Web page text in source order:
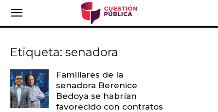
Etiqueta: senadora
Familiares de la
senadora Berenice
Bedoya se habrían
favorecido con contratos